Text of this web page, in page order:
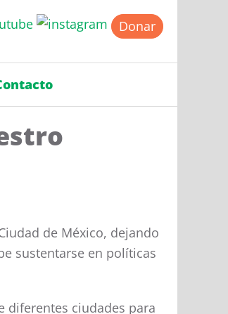
Donar
de México, dejando
sustentarse en políticas
diferentes ciudades para